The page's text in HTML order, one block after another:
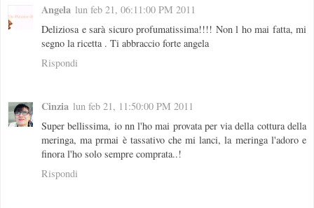
Angela lun feb 21, 06:11:00 PM 2011
Deliziosa e sarà sicuro profumatissima!!!! Non l ho mai fatta, mi
segno la ricetta . Ti abbraccio forte angela
Rispondi
Cinzia lun feb 21, 11:50:00 PM 2011
Super bellissima, io nn l'ho mai provata per via della cottura della
meringa, ma prmai è tassativo che mi lanci, la meringa l'adoro e
finora l'ho solo sempre comprata..!
Rispondi